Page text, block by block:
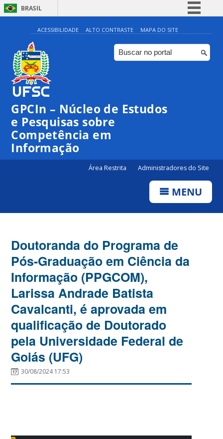
BRASIL
Simplifique!
Comunica BR
Participe
Canais
ACESSIBILIDADE ALTO CONTRASTE MAPA DO SITE
GPCIn – Núcleo de Estudos
e Pesquisas sobre
Competência em
Informação
Área Restrita Administradores do Site
MENU
Doutoranda do Programa de
Pós-Graduação em Ciência da
Informação (PPGCOM),
Larissa Andrade Batista
Cavalcanti, é aprovada em
qualificação de Doutorado
pela Universidade Federal de
Goiás (UFG)
30/08/2024 17:53